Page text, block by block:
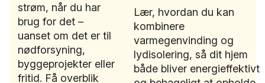
strøm, når du har
brug for det –
uanset om det er til
nødforsyning,
byggeprojekter eller
fritid. Få overblik
Lær, hvordan du kan
kombinere
varmegenvinding og
lydisolering, så dit hjem
både bliver energieffektivt